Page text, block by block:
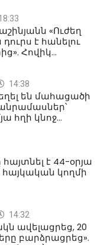
«Ուժեղ
է հանելու
Հովիկ
14:38
են մահացածի
հղի կնոջ
հայտնել է 44-օրյա
կողմի
14:32
ավելացրեց, 20
բարձրացրեց».